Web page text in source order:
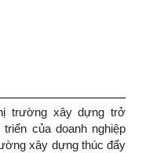
trường xây dựng trở
của doanh nghiệp
xây dựng thúc đẩy